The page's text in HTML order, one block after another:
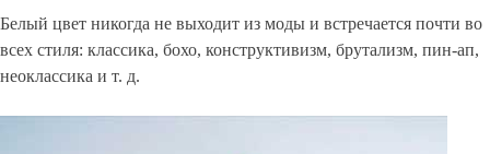
Белый цвет никогда не выходит из моды и встречается почти во
всех стиля: классика, бохо, конструктивизм, брутализм, пин-ап,
неоклассика и т. д.